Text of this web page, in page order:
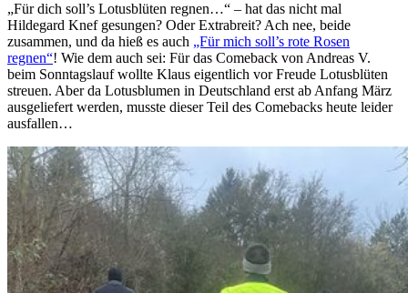
„Für dich soll’s Lotusblüten regnen…“ – hat das nicht mal
Hildegard Knef gesungen? Oder Extrabreit? Ach nee, beide
zusammen, und da hieß es auch „Für mich soll’s rote Rosen
regnen“! Wie dem auch sei: Für das Comeback von Andreas V.
beim Sonntagslauf wollte Klaus eigentlich vor Freude Lotusblüten
streuen. Aber da Lotusblumen in Deutschland erst ab Anfang März
ausgeliefert werden, musste dieser Teil des Comebacks heute leider
ausfallen…